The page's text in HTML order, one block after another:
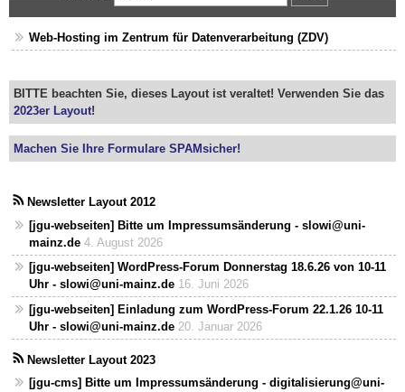
Web-Hosting im Zentrum für Datenverarbeitung (ZDV)
BITTE beachten Sie, dieses Layout ist veraltet! Verwenden Sie das
2023er Layout!
Machen Sie Ihre Formulare SPAMsicher!
Newsletter Layout 2012
[jgu-webseiten] Bitte um Impressumsänderung - slowi@uni-
mainz.de 4. August 2026
[jgu-webseiten] WordPress-Forum Donnerstag 18.6.26 von 10-11
Uhr - slowi@uni-mainz.de 16. Juni 2026
[jgu-webseiten] Einladung zum WordPress-Forum 22.1.26 10-11
Uhr - slowi@uni-mainz.de 20. Januar 2026
Newsletter Layout 2023
[jgu-cms] Bitte um Impressumsänderung - digitalisierung@uni-